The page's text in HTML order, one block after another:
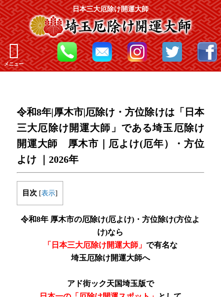
日本三大厄除け開運大師
メニュー
令和8年|厚木市|厄除け・方位除けは「日本
三大厄除け開運大師」である埼玉厄除け
開運大師 厚木市｜厄よけ(厄年）・方位
よけ ｜2026年
目次 [表示]
令和8年 厚木市の厄除け(厄よけ)・方位除け(方位よ
け)なら
「日本三大厄除け開運大師」 で有名な
埼玉厄除け開運大師へ
アド街ック天国埼玉版で